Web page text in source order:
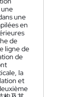
une
en
de
ligne de
de
la
et